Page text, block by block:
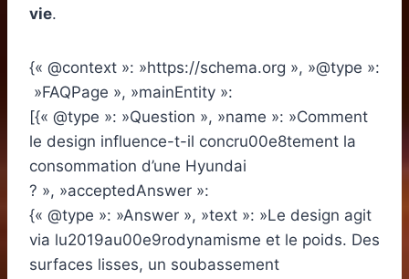
vie.
{« @context »: »https://schema.org », »@type »:
»FAQPage », »mainEntity »:
[{« @type »: »Question », »name »: »Comment
le design influence-t-il concru00e8tement la
consommation d’une Hyundai
? », »acceptedAnswer »:
{« @type »: »Answer », »text »: »Le design agit
via lu2019au00e9rodynamisme et le poids. Des
surfaces lisses, un soubassement